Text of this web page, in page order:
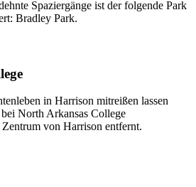
Spaziergänge ist der folgende Park
Bradley Park.
in Harrison mitreißen lassen
North Arkansas College
von Harrison entfernt.